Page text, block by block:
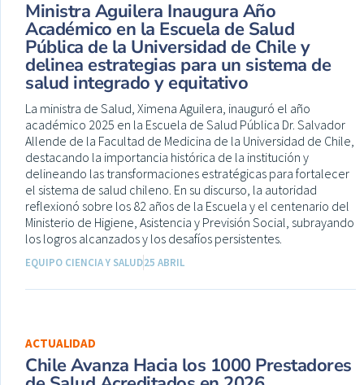
Ministra Aguilera Inaugura Año
Académico en la Escuela de Salud
Pública de la Universidad de Chile y
delinea estrategias para un sistema de
salud integrado y equitativo
La ministra de Salud, Ximena Aguilera, inauguró el año
académico 2025 en la Escuela de Salud Pública Dr. Salvador
Allende de la Facultad de Medicina de la Universidad de Chile,
destacando la importancia histórica de la institución y
delineando las transformaciones estratégicas para fortalecer
el sistema de salud chileno. En su discurso, la autoridad
reflexionó sobre los 82 años de la Escuela y el centenario del
Ministerio de Higiene, Asistencia y Previsión Social, subrayando
los logros alcanzados y los desafíos persistentes.
EQUIPO CIENCIA Y SALUD25 ABRIL
ACTUALIDAD
Chile Avanza Hacia los 1000 Prestadores